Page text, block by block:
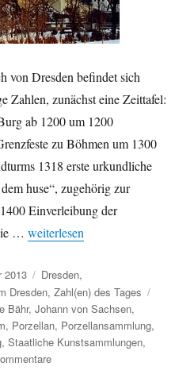
von Dresden befindet sich
Zahlen, zunächst eine Zeittafel:
ab 1200 um 1200
zu Böhmen um 1300
1318 erste urkundliche
huse“, zugehörig zur
Einverleibung der
…„Schloss Weesenstein in Zahlen“
weiterlesen
2013 Kategorien
Dresden,
Dresden,Zahl(en) des Tages
Bähr,Johann von Sachsen,
, Porzellan, Porzellansammlung,
,Staatliche Kunstsammlungen,
zu